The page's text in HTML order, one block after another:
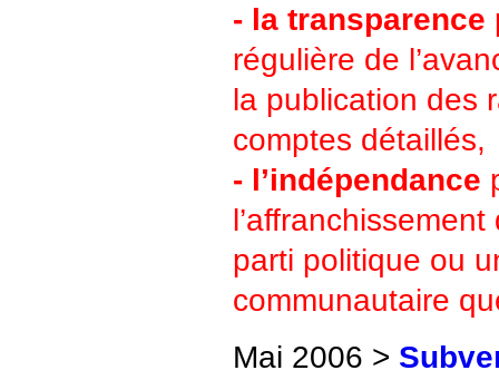
- la transparence
régulière de
la publication des
comptes détaillés,
- l’indépendance
parti politique ou
communautaire
Mai 2006 >